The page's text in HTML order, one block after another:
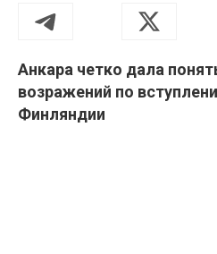
Анкара четко дала
возражений по
Финляндии